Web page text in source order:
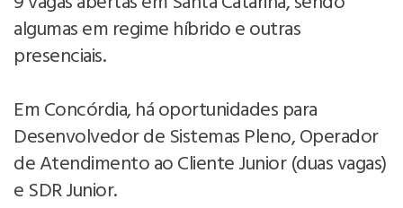
algumas em regime híbrido e outras
presenciais.
Em Concórdia, há oportunidades para
Desenvolvedor de Sistemas Pleno, Operador
de Atendimento ao Cliente Junior (duas vagas)
e SDR Junior.